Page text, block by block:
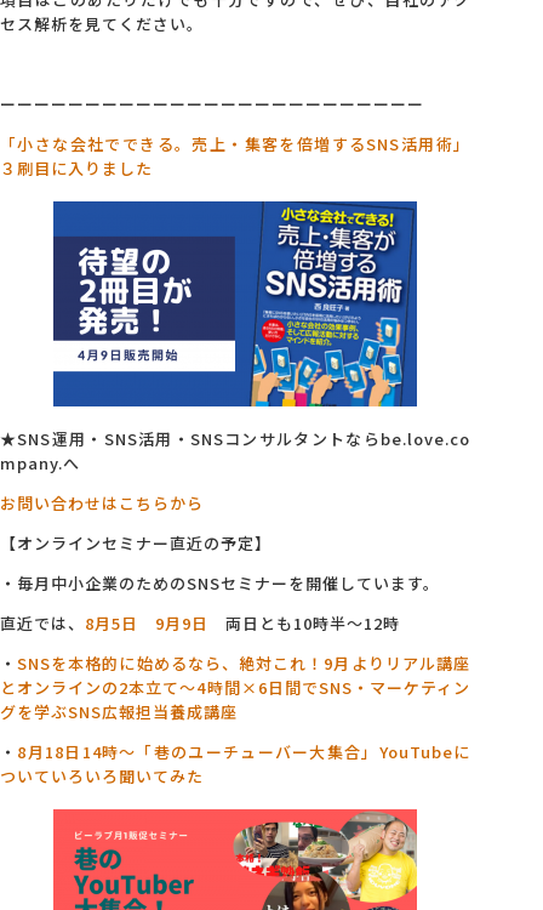
セス解析を見てください。
ーーーーーーーーーーーーーーーーーーーーーーーーー
「小さな会社でできる。売上・集客を倍増するSNS活用術」
３刷目に入りました
★SNS運用・SNS活用・SNSコンサルタントならbe.love.co
mpany.へ
お問い合わせはこちらから
【オンラインセミナー直近の予定】
・毎月中小企業のためのSNSセミナーを開催しています。
直近では、 8月5日 9月9日
両日とも10時半～12時
・SNSを本格的に始めるなら、絶対これ！9月よりリアル講座
とオンラインの2本立て～4時間×6日間でSNS・マーケティン
グを学ぶSNS広報担当養成講座
・ 8月18日14時～「巷のユーチューバー大集合」YouTubeに
ついていろいろ聞いてみた